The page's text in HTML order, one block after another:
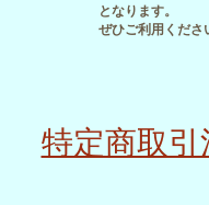
となります。
ぜひご利用くださ
特定商取